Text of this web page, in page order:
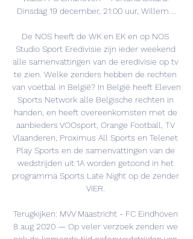
Dinsdag 19 december, 21:00 uur, Willem ...
De NOS heeft de WK en EK en op NOS
Studio Sport Eredivisie zijn ieder weekend
alle samenvattingen van de eredivisie op tv
te zien. Welke zenders hebben de rechten
van voetbal in België? In België heeft Eleven
Sports Network alle Belgische rechten in
handen, en heeft overeenkomsten met de
aanbieders VOOsport, Orange Football, TV
Vlaanderen, Proximus All Sports en Telenet
Play Sports en de samenvattingen van de
wedstrijden uit 1A worden getoond in het
programma Sports Late Night op de zender
VIER.
Terugkijken: MVV Maastricht - FC Eindhoven
8 aug 2020 — Op veler verzoek zenden we